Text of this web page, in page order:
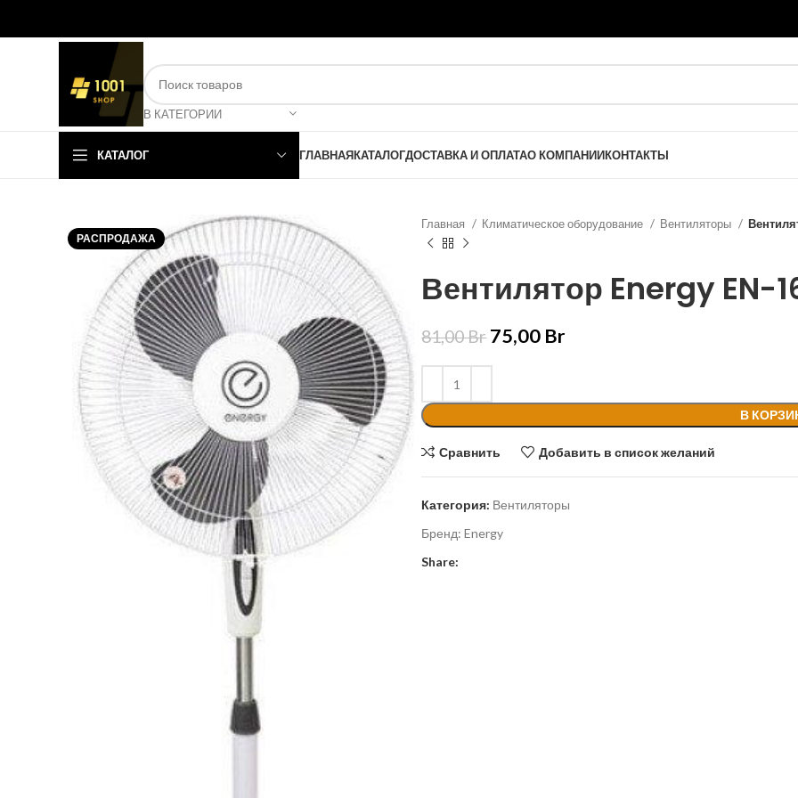
В КАТЕГОРИИ
КАТАЛОГ ГЛАВНАЯКАТАЛОГДОСТАВКА И ОПЛАТАО КОМПАНИИКОНТАКТЫ
РАСПРОДАЖА
Главная Климатическое оборудование Вентиляторы
Вентилятор Energy EN-
81,00Br 75,00 Br
В
Сравнить Добавить в список желаний
Категория: Вентиляторы
Бренд:Energy
Share: